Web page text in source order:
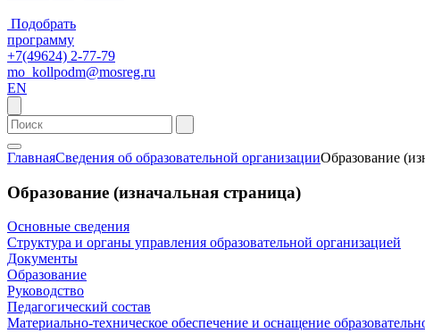
Подобрать
программу
+7(49624) 2-77-79
mo_kollpodm@mosreg.ru
EN
ГлавнаяСведения об образовательной организацииОбразование
Образование (изначальная страница)
Основные сведения
Структура и органы управления образовательной организацией
Документы
Образование
Руководство
Педагогический состав
Материально-техническое обеспечение и оснащение